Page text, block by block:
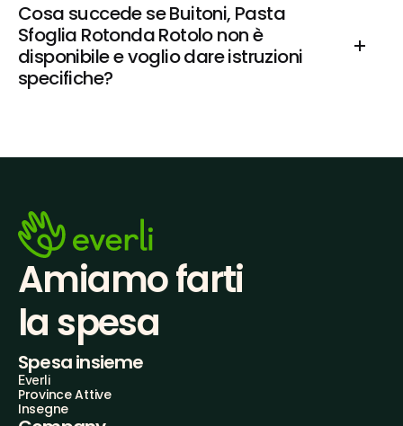
Cosa succede se Buitoni, Pasta
Sfoglia Rotonda Rotolo non è
disponibile e voglio dare istruzioni
specifiche?
Amiamo farti
la spesa
Spesa insieme
Everli
Province Attive
Insegne